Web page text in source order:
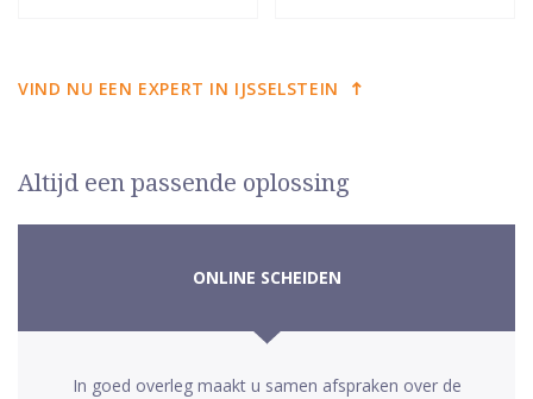
VIND NU EEN EXPERT IN IJSSELSTEIN
Altijd een passende oplossing
ONLINE SCHEIDEN
In goed overleg maakt u samen afspraken over de